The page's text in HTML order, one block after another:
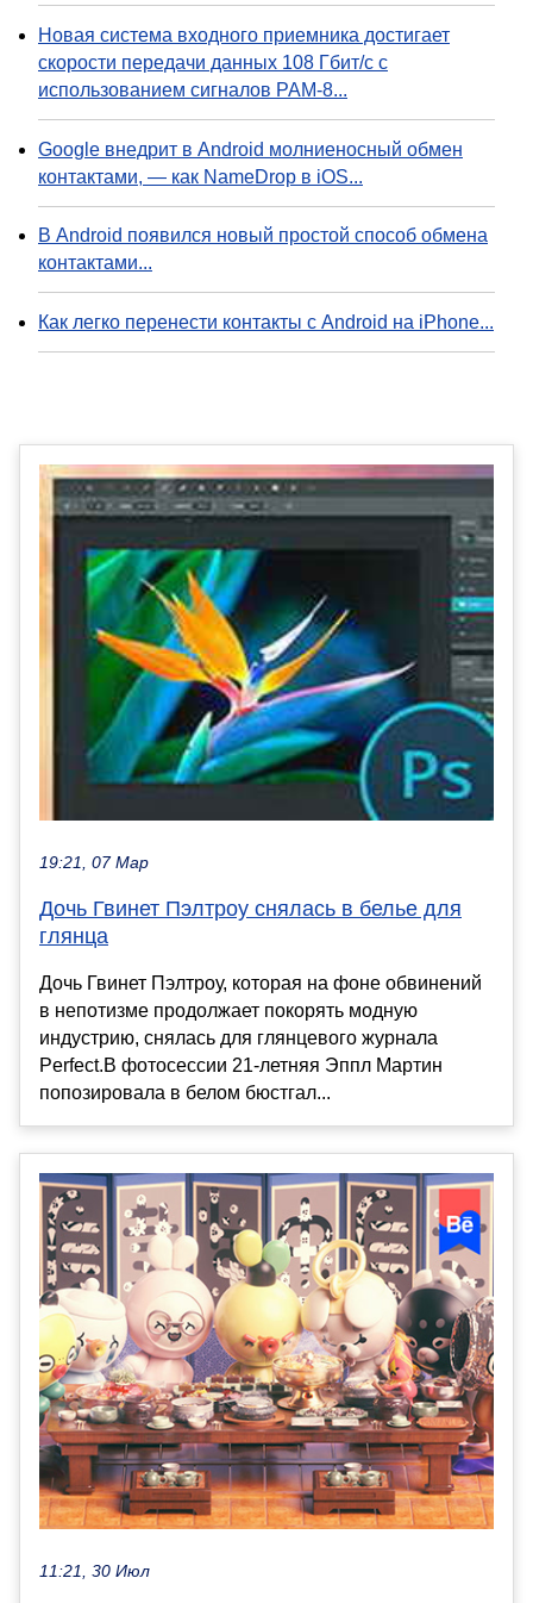
Новая система входного приемника достигает
скорости передачи данных 108 Гбит/с с
использованием сигналов PAM-8...
Google внедрит в Android молниеносный обмен
контактами, — как NameDrop в iOS...
В Android появился новый простой способ обмена
контактами...
Как легко перенести контакты с Android на iPhone...
19:21, 07 Мар
Дочь Гвинет Пэлтроу снялась в белье для
глянца
Дочь Гвинет Пэлтроу, которая на фоне обвинений
в непотизме продолжает покорять модную
индустрию, снялась для глянцевого журнала
Perfect.В фотосессии 21-летняя Эппл Мартин
попозировала в белом бюстгал...
11:21, 30 Июл